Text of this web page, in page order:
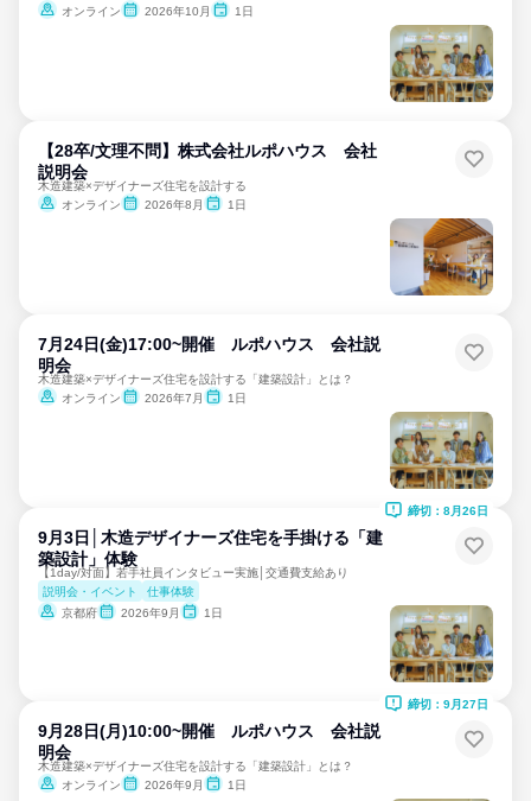
オンライン
2026年10月 1日
【28卒/文理不問】株式会社ルポハウス 会社
説明会
木造建築×デザイナーズ住宅を設計する
オンライン
2026年8月 1日
7月24日(金)17:00~開催 ルポハウス 会社説
明会
木造建築×デザイナーズ住宅を設計する「建築設計」とは？
オンライン
2026年7月 1日
9月3日│木造デザイナーズ住宅を手掛ける「建
築設計」体験
【1day/対面】若手社員インタビュー実施│交通費支給あり
説明会・イベント
仕事体験
京都府
2026年9月 1日
締切：8月26日
9月28日(月)10:00~開催 ルポハウス 会社説
明会
木造建築×デザイナーズ住宅を設計する「建築設計」とは？
オンライン
2026年9月 1日
締切：9月27日